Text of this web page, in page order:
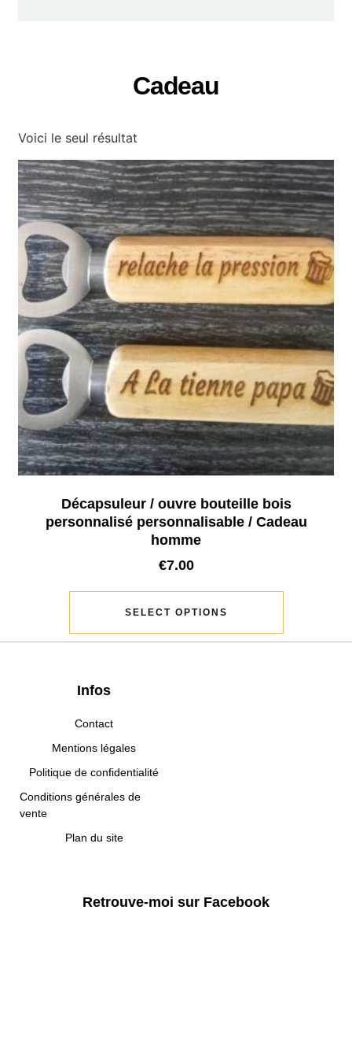
Cadeau
Voici le seul résultat
Décapsuleur / ouvre bouteille bois
personnalisé personnalisable / Cadeau
homme
€7.00
SELECT OPTIONS
Infos
Contact
Mentions légales
Politique de confidentialité
Conditions générales de
vente
Plan du site
Retrouve-moi sur Facebook